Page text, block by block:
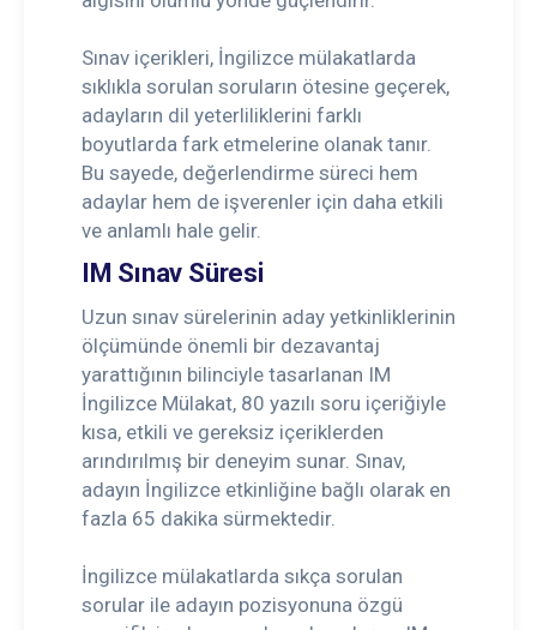
Sınav içerikleri, İngilizce mülakatlarda
sıklıkla sorulan soruların ötesine geçerek,
adayların dil yeterliliklerini farklı
boyutlarda fark etmelerine olanak tanır.
Bu sayede, değerlendirme süreci hem
adaylar hem de işverenler için daha etkili
ve anlamlı hale gelir.
IM Sınav Süresi
Uzun sınav sürelerinin aday yetkinliklerinin
ölçümünde önemli bir dezavantaj
yarattığının bilinciyle tasarlanan IM
İngilizce Mülakat, 80 yazılı soru içeriğiyle
kısa, etkili ve gereksiz içeriklerden
arındırılmış bir deneyim sunar. Sınav,
adayın İngilizce etkinliğine bağlı olarak en
fazla 65 dakika sürmektedir.
İngilizce mülakatlarda sıkça sorulan
sorular ile adayın pozisyonuna özgü